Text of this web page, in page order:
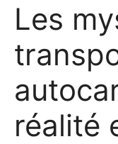
Les
réalité